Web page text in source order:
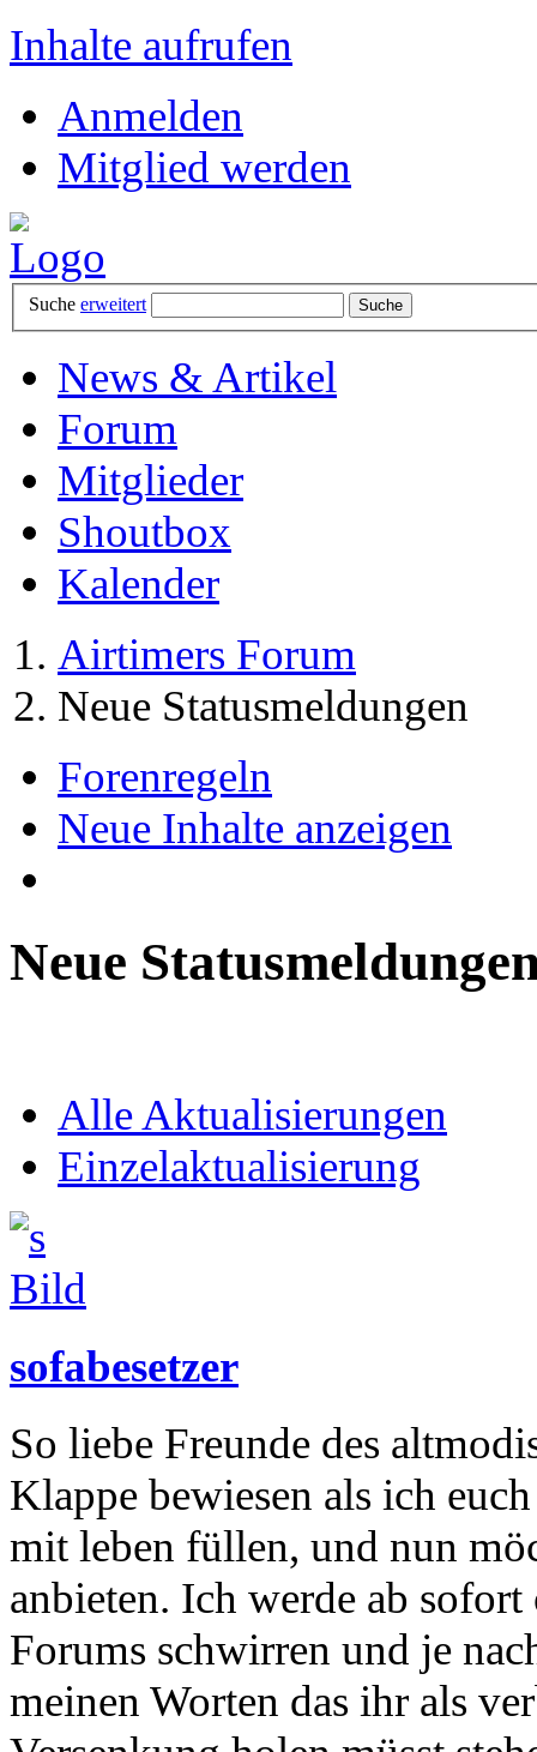
Inhalte aufrufen
Anmelden
Mitglied werden
Suche erweitert
News & Artikel
Forum
Mitglieder
Shoutbox
Kalender
Airtimers Forum
Neue Statusmeldungen
Forenregeln
Neue Inhalte anzeigen
Neue
Alle Aktualisierungen
Einzelaktualisierung
sofabesetzer
So liebe Freunde des
Klappe bewiesen als ich
mit leben füllen, und nun
anbieten. Ich werde ab
Forums schwirren und je
meinen Worten das ihr als